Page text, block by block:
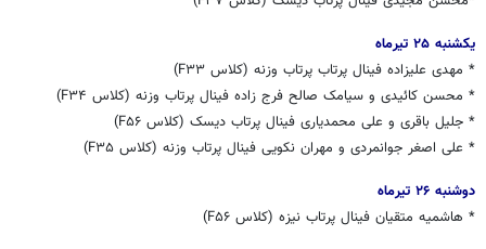
یکشنبه ۲۵ تیرماه
* مهدی علیزاده فینال پرتاب پرتاب وزنه (کلاس F۳۳)
* محسن کائیدی و سیامک صالح فرج زاده فینال پرتاب وزنه (کلاس F۳۴)
* جلیل باقری و علی محمدیاری فینال پرتاب دیسک (کلاس F۵۶)
* علی اصغر جوانمردی و مهران نکویی فینال پرتاب وزنه (کلاس F۳۵)
دوشنبه ۲۶ تیرماه
* هاشمیه متقیان فینال پرتاب نیزه (کلاس F۵۶)